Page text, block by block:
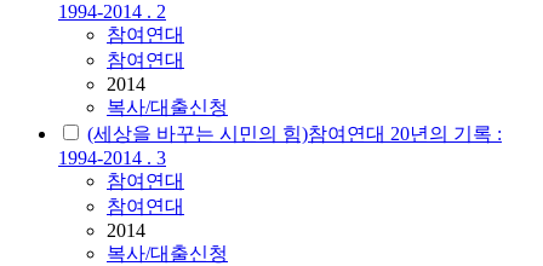
1994-2014 . 2
참여연대
참여연대
2014
복사/대출신청
(세상을 바꾸는 시민의 힘)참여연대 20년의 기록 :
1994-2014 . 3
참여연대
참여연대
2014
복사/대출신청